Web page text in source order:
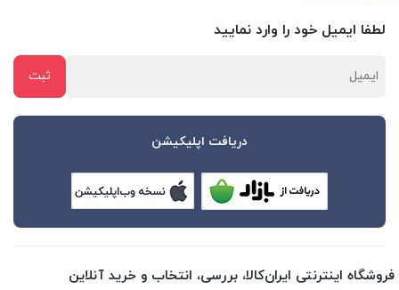
لطفا ایمیل خود را وارد نمایید
دریافت اپلیکیشن
فروشگاه اینترنتی ایران‌کالا، بررسی، انتخاب و خرید آنلاین